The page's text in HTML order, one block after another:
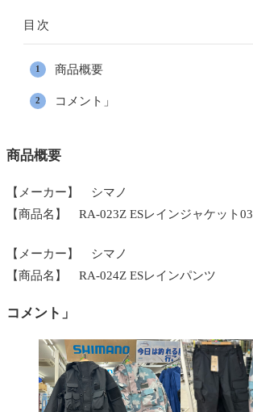
目次
商品概要
コメント」
商品概要
【メーカー】 シマノ
【商品名】 RA-023Z ESレインジャケット03
【メーカー】 シマノ
【商品名】 RA-024Z ESレインパンツ
コメント」